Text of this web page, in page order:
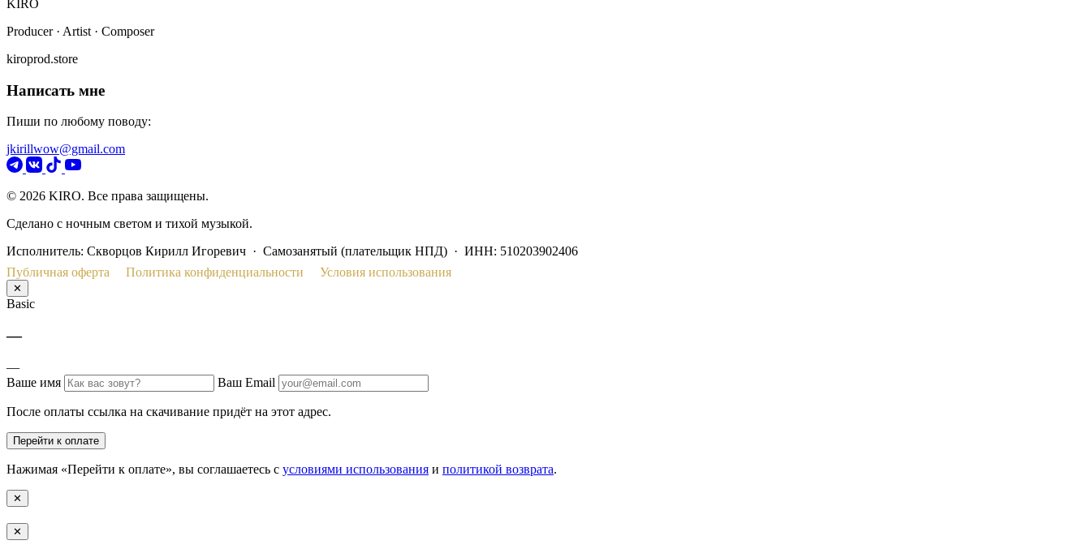
KIRO
Producer · Artist · Composer
kiroprod.store
Написать мне
Пиши по любому поводу:
jkirillwow@gmail.com
© 2026 KIRO. Все права защищены.
Сделано с ночным светом и тихой музыкой.
Исполнитель: Скворцов Кирилл Игоревич · Самозанятый (плательщик НПД) · ИНН: 510203902406
Публичная оферта
Политика конфиденциальности Условия использования
✕
Basic
—
—
Ваше имя
Ваш Email
После оплаты ссылка на скачивание придёт на этот адрес.
Перейти к оплате
Нажимая «Перейти к оплате», вы соглашаетесь с условиями использования и политикой возврата.
✕
✕